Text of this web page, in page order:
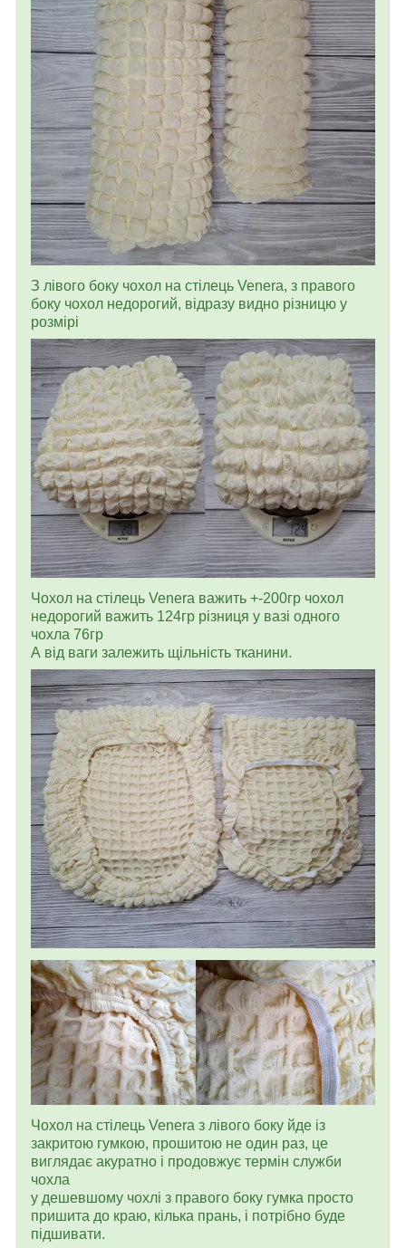
З лівого боку чохол на стілець Venera, з правого
боку чохол недорогий, відразу видно різницю у
розмірі
Чохол на стілець Venera важить +-200гр чохол
недорогий важить 124гр різниця у вазі одного
чохла 76гр
А від ваги залежить щільність тканини.
Чохол на стілець Venera з лівого боку йде із
закритою гумкою, прошитою не один раз, це
виглядає акуратно і продовжує термін служби
чохла
у дешевшому чохлі з правого боку гумка просто
пришита до краю, кілька прань, і потрібно буде
підшивати.